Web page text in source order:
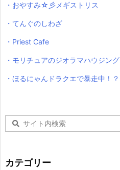
・おやすみ☆彡メギストリス
・てんぐのしわざ
・Priest Cafe
・モリチュアのジオラマハウジング
・ほるにゃんドラクエで暴走中！？
カテゴリー